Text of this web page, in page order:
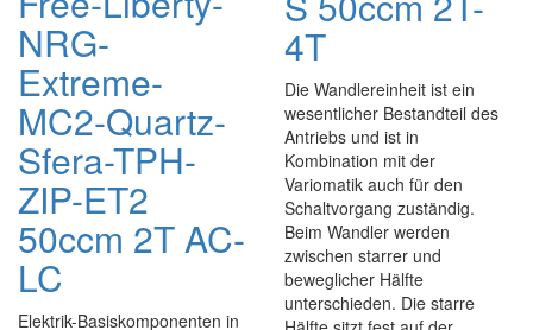
NRG-
Extreme-
MC2-Quartz-
Sfera-TPH-
ZIP-ET2
50ccm 2T AC-
LC
Elektrik-Basiskomponenten in
4T
Die Wandlereinheit ist ein
wesentlicher Bestandteil des
Antriebs und ist in
Kombination mit der
Variomatik auch für den
Schaltvorgang zuständig.
Beim Wandler werden
zwischen starrer und
beweglicher Hälfte
unterschieden. Die starre